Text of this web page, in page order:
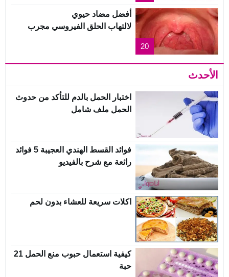
20
أفضل مضاد حيوي
لالتهاب الحلق الفيروسي مجرب
الأحدث
اختبار الحمل بالدم للتأكد من حدوث
الحمل ملف شامل
فوائد القسط الهندي العجيبة 5 فوائد
رائعة مع شرح بالفيديو
اكلات سريعة للعشاء بدون لحم
كيفية استعمال حبوب منع الحمل 21
حبة